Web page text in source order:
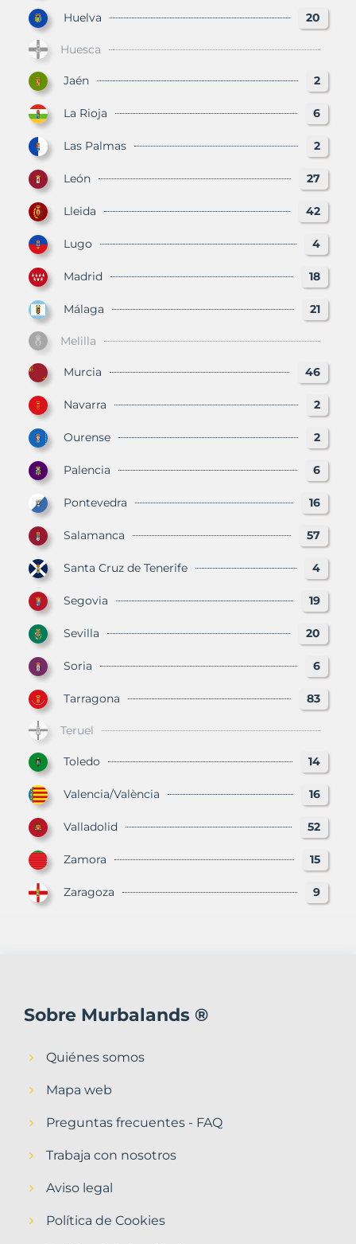
Huelva 20
Huesca
Jaén 2
La Rioja 6
Las Palmas 2
León 27
Lleida 42
Lugo 4
Madrid 18
Málaga 21
Melilla
Murcia 46
Navarra 2
Ourense 2
Palencia 6
Pontevedra 16
Salamanca 57
Santa Cruz de Tenerife 4
Segovia 19
Sevilla 20
Soria 6
Tarragona 83
Teruel
Toledo 14
Valencia/València 16
Valladolid 52
Zamora 15
Zaragoza 9
Sobre Murbalands ®
Quiénes somos
Mapa web
Preguntas frecuentes - FAQ
Trabaja con nosotros
Aviso legal
Política de Cookies